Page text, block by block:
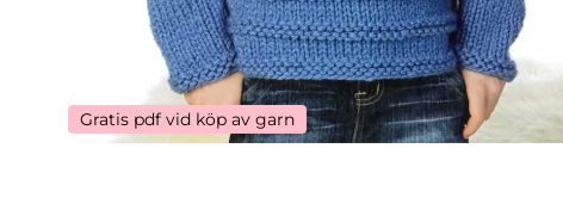
Gratis pdf vid köp av garn